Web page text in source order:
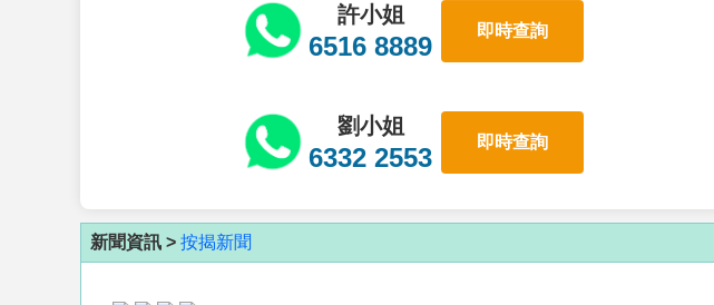
許小姐
6516 8889
即時查詢
劉小姐
6332 2553
即時查詢
新聞資訊 > 按揭新聞